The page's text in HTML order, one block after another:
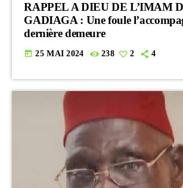
RAPPEL A DIEU DE L’IMAM
GADIAGA : Une foule
dernière demeure
today 25 MAI 2024 238 2 4